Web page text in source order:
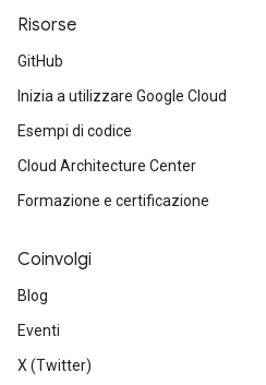
Risorse
GitHub
Inizia a utilizzare Google Cloud
Esempi di codice
Cloud Architecture Center
Formazione e certificazione
Coinvolgi
Blog
Eventi
X (Twitter)